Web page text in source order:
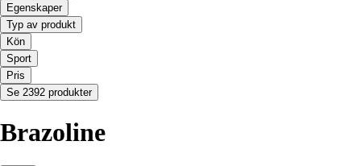
Egenskaper
Typ av produkt
Kön
Sport
Pris
Se 2392 produkter
Brazoline